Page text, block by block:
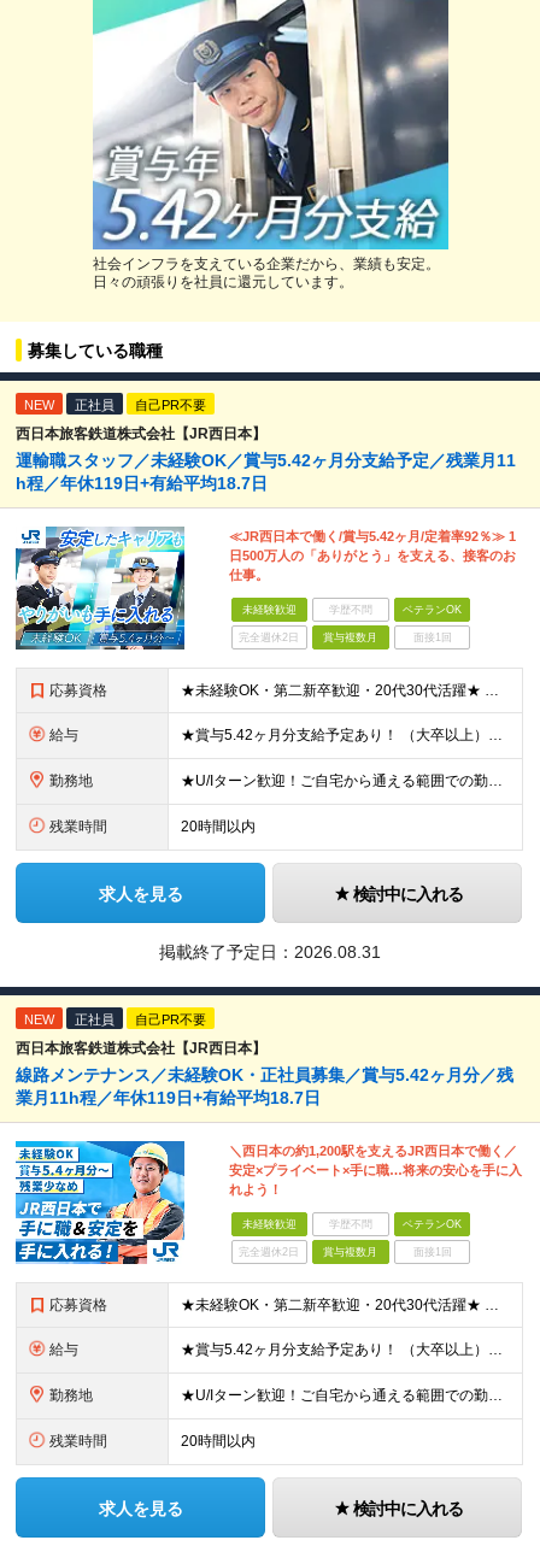
社会インフラを支えている企業だから、業績も安定。
日々の頑張りを社員に還元しています。
募集している職種
NEW 正社員 自己PR不要
西日本旅客鉄道株式会社【JR西日本】
運輸職スタッフ／未経験OK／賞与5.42ヶ月分支給予定／残業月11
h程／年休119日+有給平均18.7日
≪JR西日本で働く/賞与5.42ヶ月/定着率92％≫ 1
日500万人の「ありがとう」を支える、接客のお
仕事。
未経験歓迎 学歴不問 ベテランOK
完全週休2日 賞与複数月 面接1回
応募資格 ★未経験OK・第二新卒歓迎・20代30代活躍★ ☆高卒以上 ☆社会人経験（就労経験）がある方 業界・ポジション・年数は不問です！ 「誰もが知る大手企業で働きたい」 「1人より、チームで仕事がしたい」 「手に職をつけて技術者として活躍したい」 「たくさんの人の日常を支える仕事がしたい」… など、応募理由はさまざま。 文系出身者も多数活躍していますので、 技術系の仕事が初めてでもご安心ください！ ★ゆくゆくはチームをまとめるリーダーや 現場の管理業務なども目指せます！
給与 ★賞与5.42ヶ月分支給予定あり！ （大卒以上）月給24万1,692円～39万5,780円＋各種手当＋賞与2回 （高卒以上）月給22万2,662円～39万5,780円＋各種手当＋賞与2回 ※上記は2025年度新卒支払額（京阪神地区）となります ※勤務地・学歴で異なり、ご経験・能力等をふまえた金額を加算します ※残業代は別途全額支給します ※当社規程に基づき決定します ※試用期間あり（3ヶ月／待遇に変更はありません） ※基本給以外の諸手当として扶養・職務・時間外・通勤手当等を支給します ※京阪神地区以外の勤務地の場合 月給（大卒）23万0,706円～／月給（高卒）21万2,541円～となります
勤務地 ★U/Iターン歓迎！ご自宅から通える範囲での勤務となります ★JR西日本本社（大阪市北区）または、当社事業エリア内（北陸から北九州まで）の各支社で勤務 ※関西に本社あり※ 〈近畿エリア〉 三重県（伊賀市、亀山市） 滋賀県（大津市、草津市、高島市） 京都府（京都市、福知山市） 大阪府（大阪市、堺市、高槻市） 兵庫県（神戸市、明石市、姫路市、加古川市、豊岡市） 奈良県（奈良市、北葛城郡王寺町） 和歌山県（和歌山市、田辺市） 〈北陸エリア〉 新潟県（糸魚川市） 富山県（富山市、高岡市） 石川県（金沢市、白山市、羽咋市、七尾市、加賀市） 福井県（福井市、敦賀市、小浜市） 〈中国エリア〉 岡山県（岡山市、和気郡和気町、笠岡市、新見市、総社市、倉敷市、津山市） 鳥取県（鳥取市、米子市） 島根県（松江市、浜田市、出雲市） 広島県（広島市、福山市、三原市） 山口県（山口市、周南市、下関市） ◆九州エリア〉 福岡県（福岡市) 〈本社〉 大阪市北区芝田2-4-24 ※可能な限り希望に沿う配属を行います (変更の範囲)上記を除く当社関連勤務地
残業時間 20時間以内
求人を見る 検討中に入れる
掲載終了予定日：2026.08.31
NEW 正社員 自己PR不要
西日本旅客鉄道株式会社【JR西日本】
線路メンテナンス／未経験OK・正社員募集／賞与5.42ヶ月分／残
業月11h程／年休119日+有給平均18.7日
＼西日本の約1,200駅を支えるJR西日本で働く／
安定×プライベート×手に職…将来の安心を手に入
れよう！
未経験歓迎 学歴不問 ベテランOK
完全週休2日 賞与複数月 面接1回
応募資格 ★未経験OK・第二新卒歓迎・20代30代活躍★ ☆高卒以上 ☆社会人経験（就労経験）がある方 業界・ポジション・年数は不問です！ 「誰もが知る大手企業で働きたい」 「1人より、チームで仕事がしたい」 「手に職をつけて技術者として活躍したい」 「たくさんの人の日常を支える仕事がしたい」… など、応募理由はさまざま。 文系出身者も多数活躍していますので、 技術系の仕事が初めてでもご安心ください！ ★ゆくゆくはチームをまとめるリーダーや 現場の管理業務なども目指せます！
給与 ★賞与5.42ヶ月分支給予定あり！ （大卒以上）月給24万1,692円～39万5,780円＋各種手当＋賞与2回 （高卒以上）月給22万2,662円～39万5,780円＋各種手当＋賞与2回 ※上記は2025年度新卒支払額（京阪神地区）となります ※勤務地・学歴で異なり、ご経験・能力等をふまえた金額を加算します ※残業代は別途全額支給します ※当社規程に基づき決定します ※試用期間あり（3ヶ月／待遇に変更はありません） ※基本給以外の諸手当として扶養・職務・時間外・通勤手当等を支給します ※京阪神地区以外の勤務地の場合 月給（大卒）23万0,706円～／月給（高卒）21万2,541円～となります
勤務地 ★U/Iターン歓迎！ご自宅から通える範囲での勤務となります ★JR西日本本社（大阪市北区）または、当社事業エリア内（北陸から北九州まで）の各支社で勤務 ※関西に本社あり※ 〈近畿エリア〉 三重県（伊賀市） 滋賀県（大津市、草津市、高島市） 京都府（京都市、福知山市） 大阪府（大阪市、堺市、高槻市） 兵庫県（神戸市、明石市、姫路市、加古川市、豊岡市） 奈良県（奈良市、北葛城郡王寺町） 和歌山県（和歌山市、田辺市） 〈北陸エリア〉 新潟県（糸魚川市） 富山県（富山市、高岡市） 石川県（金沢市、白山市、羽咋市、七尾市、加賀市） 福井県（福井市、敦賀市、小浜市） 〈中国エリア〉 岡山県（岡山市、和気郡和気町、笠岡市、新見市、総社市、倉敷市、津山市） 鳥取県（鳥取市、米子市） 島根県（松江市、浜田市、出雲市） 広島県（広島市、福山市、三原市） 山口県（山口市、周南市、下関市） ◆九州エリア〉 福岡県（福岡市) 〈本社〉 大阪市北区芝田2-4-24 ※可能な限り希望に沿う配属を行います (変更の範囲)上記を除く当社関連勤務地
残業時間 20時間以内
求人を見る 検討中に入れる